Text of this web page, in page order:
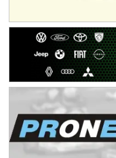
El Timbó (Tucumán)